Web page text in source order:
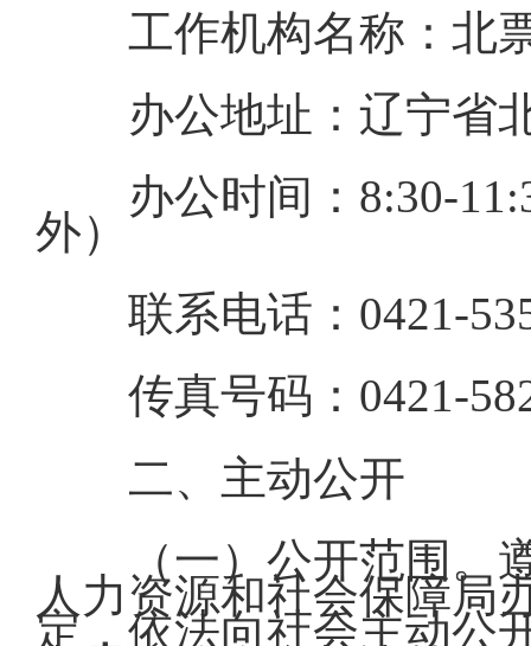
工作机构名称：北
办公地址：辽宁省
办公时间：8:30-
外）
联系电话：0421-
传真号码：0421-
二、主动公开
（一）公开范围。
人力资源和社会保障局
定，依法向社会主动公